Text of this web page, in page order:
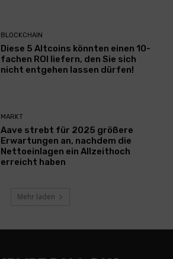
BLOCKCHAIN
Diese 5 Altcoins könnten einen 10-
fachen ROI liefern, den Sie sich
nicht entgehen lassen dürfen!
MARKT
Aave strebt für 2025 größere
Erwartungen an, nachdem die
Nettoeinlagen ein Allzeithoch
erreicht haben
Mehr laden